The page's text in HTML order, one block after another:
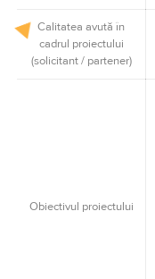
Calitatea avută în
cadrul proiectului
(solicitant / partener)
Obiectivul proiectului